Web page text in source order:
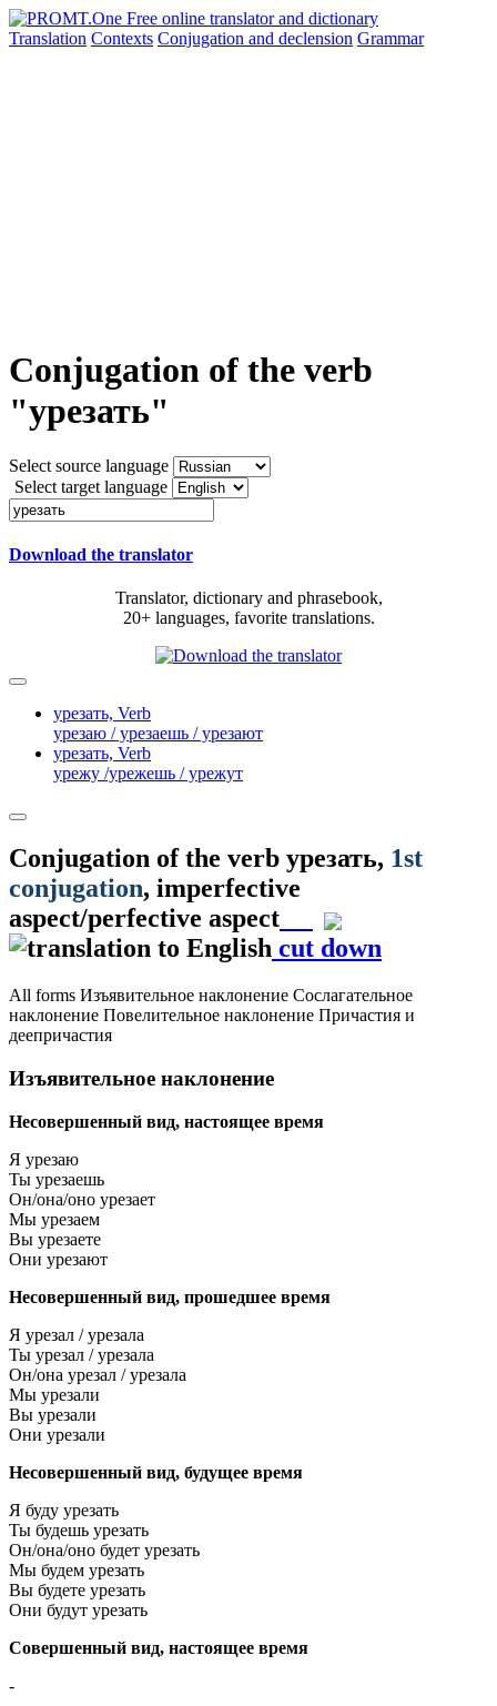
Translation Contexts Conjugation and declension Grammar
Conjugation of the verb
"урезать"
Select source language
Select target language
Download the translator
Translator, dictionary and phrasebook,
20+ languages, favorite translations.
урезать, Verb
урезаю / урезаешь / урезают
урезать, Verb
урежу /урежешь / урежут
Conjugation of the verb урезать, 1st
conjugation, imperfective
aspect/perfective aspect
cut down
All forms Изъявительное наклонение Сослагательное
наклонение Повелительное наклонение Причастия и
деепричастия
Изъявительное наклонение
Несовершенный вид, настоящее время
Я урезаю
Ты урезаешь
Он/она/оно урезает
Мы урезаем
Вы урезаете
Они урезают
Несовершенный вид, прошедшее время
Я урезал / урезала
Ты урезал / урезала
Он/она урезал / урезала
Мы урезали
Вы урезали
Они урезали
Несовершенный вид, будущее время
Я буду урезать
Ты будешь урезать
Он/она/оно будет урезать
Мы будем урезать
Вы будете урезать
Они будут урезать
Совершенный вид, настоящее время
-